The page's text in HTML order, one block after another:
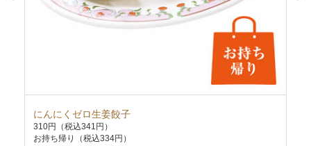
にんにくゼロ生姜餃子
310円
（税込341円）
お持ち帰り（税込334円）